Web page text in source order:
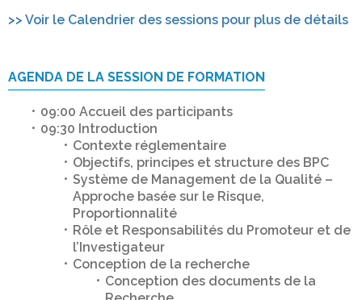
>> Voir le Calendrier des sessions pour plus de détails
AGENDA DE LA SESSION DE FORMATION
09:00 Accueil des participants
09:30 Introduction
Contexte réglementaire
Objectifs, principes et structure des BPC
Système de Management de la Qualité –
Approche basée sur le Risque,
Proportionnalité
Rôle et Responsabilités du Promoteur et de
l’Investigateur
Conception de la recherche
Conception des documents de la